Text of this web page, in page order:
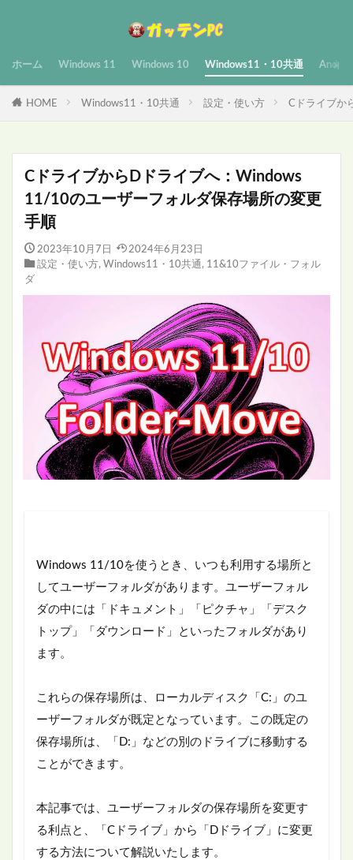
ホーム Windows 11 Windows 10 Windows11・10共通
HOME Windows11・10共通 設定・使い方 Cドライブか
CドライブからDドライブへ：Windows
11/10のユーザーフォルダ保存場所の変更
手順
2023年10月7日
2024年6月23日
設定・使い方, Windows11・10共通, 11&10ファイル・フォル
ダ
Windows 11/10を使うとき、いつも利用する場所と
してユーザーフォルダがあります。ユーザーフォル
ダの中には「ドキュメント」「ピクチャ」「デスク
トップ」「ダウンロード」といったフォルダがあり
ます。
これらの保存場所は、ローカルディスク「C:」のユ
ーザーフォルダが既定となっています。この既定の
保存場所は、「D:」などの別のドライブに移動する
ことができます。
本記事では、ユーザーフォルダの保存場所を変更す
る利点と、「Cドライブ」から「Dドライブ」に変更
する方法について解説いたします。